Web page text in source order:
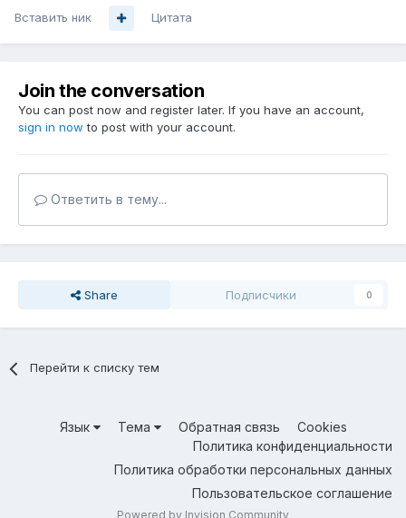
Вставить ник Цитата
Join the conversation
You can post now and register later. If you have an account,
sign in now to post with your account.
Ответить в тему...
Share Подписчики 0
Перейти к списку тем
Язык Тема Обратная связь
Cookies
Политика конфиденциальности
Политика обработки персональных данных
Пользовательское соглашение
Powered by Invision Community